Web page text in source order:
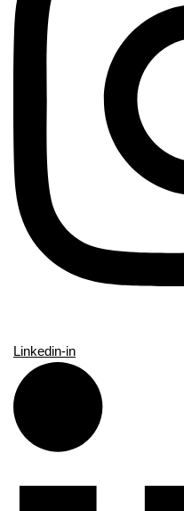
Linkedin-in